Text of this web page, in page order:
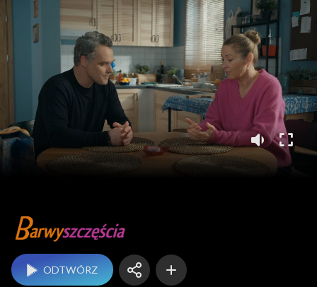
Barwy szczęścia
ODTWÓRZ